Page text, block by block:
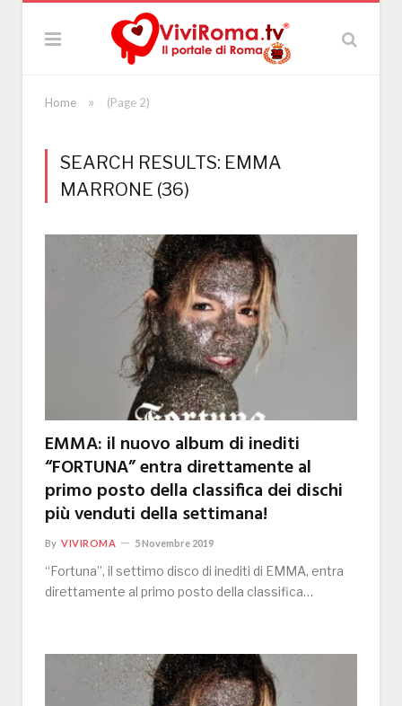
Home » (Page 2)
SEARCH RESULTS: EMMA
MARRONE (36)
EMMA: il nuovo album di inediti
“FORTUNA” entra direttamente al
primo posto della classifica dei dischi
più venduti della settimana!
By VIVIROMA 5 Novembre 2019
“Fortuna”, il settimo disco di inediti di EMMA, entra
direttamente al primo posto della classifica…